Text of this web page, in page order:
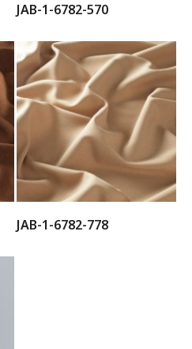
JAB-1-6782-570
JAB-1-6782-778